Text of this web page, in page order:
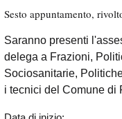
Sesto appuntamento,
Saranno presenti
delega a Frazioni,
Sociosanitarie,
i tecnici del Comune di